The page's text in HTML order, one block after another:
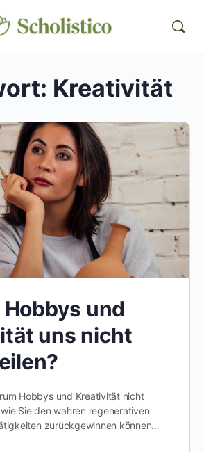
Kreativität
und
uns nicht
Hobbys und Kreativität nicht
Sie den wahren regenerativen
zurückgewinnen können…